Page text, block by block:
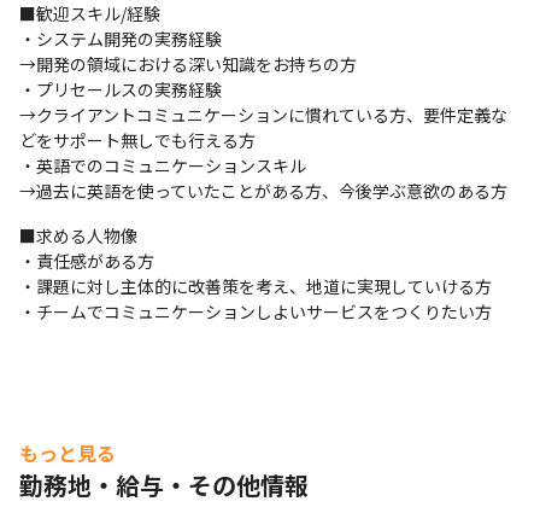
■歓迎スキル/経験
・システム開発の実務経験
→開発の領域における深い知識をお持ちの方
・プリセールスの実務経験
→クライアントコミュニケーションに慣れている方、要件定義な
どをサポート無しでも行える方
・英語でのコミュニケーションスキル
→過去に英語を使っていたことがある方、今後学ぶ意欲のある方
■求める人物像
・責任感がある方
・課題に対し主体的に改善策を考え、地道に実現していける方
・チームでコミュニケーションしよいサービスをつくりたい方
もっと見る
勤務地・給与・その他情報